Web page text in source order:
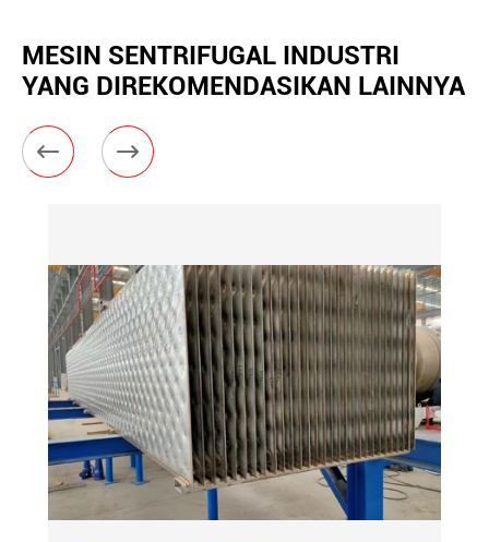
MESIN SENTRIFUGAL INDUSTRI
YANG DIREKOMENDASIKAN LAINNYA
 